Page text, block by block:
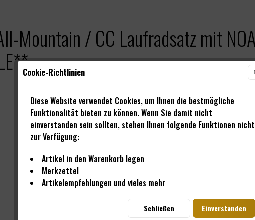
Mountain / CC Laufradsatz mit
Cookie-Richtlinien
Diese Website verwendet Cookies, um Ihnen die bestmögliche
Funktionalität bieten zu können. Wenn Sie damit nicht
einverstanden sein sollten, stehen Ihnen folgende Funktionen nicht
zur Verfügung:
Artikel in den Warenkorb legen
Merkzettel
Artikelempfehlungen und vieles mehr
Einverstanden
Schließen